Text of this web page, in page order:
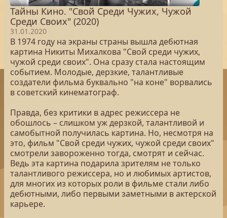
Тайны Кино. "Свой Среди Чужих, Чужой
Среди Своих" (2020)
31.01.2020
В 1974 году на экраны страны вышла дебютная
картина Никиты Михалкова "Свой среди чужих,
чужой среди своих". Она сразу стала настоящим
событием. Молодые, дерзкие, талантливые
создатели фильма буквально "на коне" ворвались
в советский кинематограф.
Правда, без критики в адрес режиссера не
обошлось – слишком уж дерзкой, талантливой и
самобытной получилась картина. Но, несмотря на
это, фильм "Свой среди чужих, чужой среди своих"
смотрели завороженно тогда, смотрят и сейчас.
Ведь эта картина подарила зрителям не только
талантливого режиссера, но и любимых артистов,
для многих из которых роли в фильме стали либо
дебютными, либо первыми заметными в актерской
карьере.